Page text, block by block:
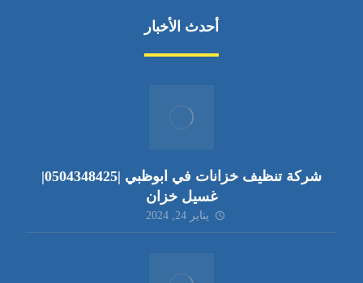
أحدث الأخبار
شركة تنظيف خزانات في ابوظبي |0504348425|
غسيل خزان
يناير 24, 2024